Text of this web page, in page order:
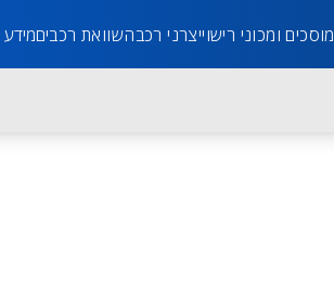
מוסכים ומכוני רישוייצרני רכבהשוואת רכביםמידע